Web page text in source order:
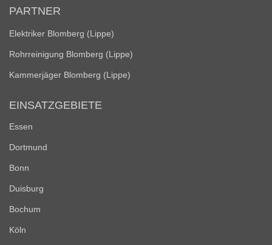
PARTNER
Elektriker Blomberg (Lippe)
Rohrreinigung Blomberg (Lippe)
Kammerjäger Blomberg (Lippe)
EINSATZGEBIETE
Essen
Dortmund
Bonn
Duisburg
Bochum
Köln